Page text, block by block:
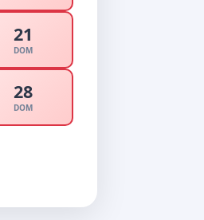
21
DOM
28
DOM